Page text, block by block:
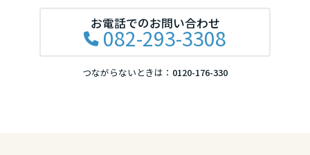
お電話でのお問い合わせ
082-293-3308
つながらないときは： 0120-176-330
近畿エリア